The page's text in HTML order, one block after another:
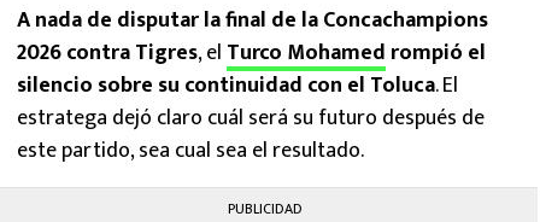
A nada de disputar la final de la Concachampions
2026 contra Tigres, el Turco Mohamed rompió el
silencio sobre su continuidad con el Toluca. El
estratega dejó claro cuál será su futuro después de
este partido, sea cual sea el resultado.
PUBLICIDAD